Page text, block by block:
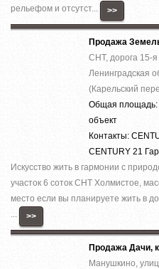
рельефом и отсутст...
>>
Продажа
СНТ, дорога 15-я
Ленинградская
(Карельский
Общая площадь:
объект
Контакты:
CENTURY 21
Искусство жить в гармонии с
учacтoк 6 coток СНТ Холмистое,
место если вы планируете жить в
>>
Продажа Дачи,
Манушкино,